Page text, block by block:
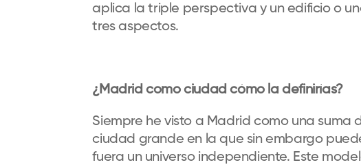
aplica la triple perspectiva y un edificio o
tres aspectos.
¿Madrid como ciudad cómo la definirías?
Siempre he visto a Madrid como una suma
ciudad grande en la que sin embargo
fuera un universo independiente. Este